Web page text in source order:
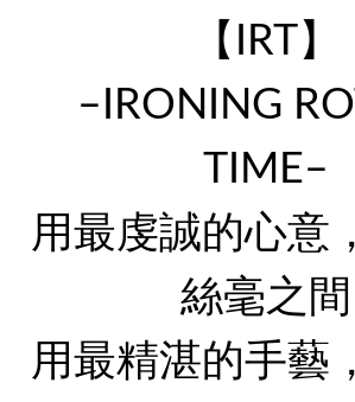
【IRT】
–IRONING
TIME–
用最虔誠的心意
絲毫之間
用最精湛的手藝